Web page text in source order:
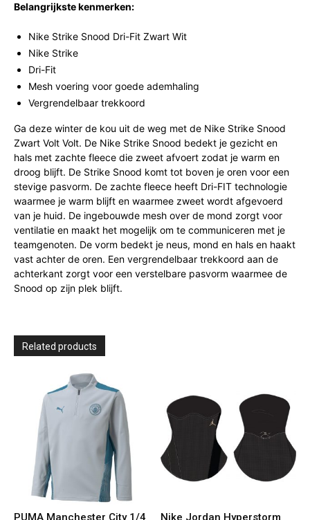
Belangrijkste kenmerken:
Nike Strike Snood Dri-Fit Zwart Wit
Nike Strike
Dri-Fit
Mesh voering voor goede ademhaling
Vergrendelbaar trekkoord
Ga deze winter de kou uit de weg met de Nike Strike Snood
Zwart Volt Volt. De Nike Strike Snood bedekt je gezicht en
hals met zachte fleece die zweet afvoert zodat je warm en
droog blijft. De Strike Snood komt tot boven je oren voor een
stevige pasvorm. De zachte fleece heeft Dri-FIT technologie
waarmee je warm blijft en waarmee zweet wordt afgevoerd
van je huid. De ingebouwde mesh over de mond zorgt voor
ventilatie en maakt het mogelijk om te communiceren met je
teamgenoten. De vorm bedekt je neus, mond en hals en haakt
vast achter de oren. Een vergrendelbaar trekkoord aan de
achterkant zorgt voor een verstelbare pasvorm waarmee de
Snood op zijn plek blijft.
Related products
PUMA Manchester City 1/4
Nike Jordan Hyperstorm